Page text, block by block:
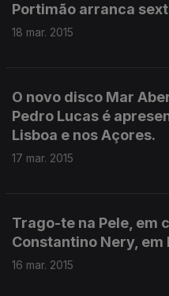
Portimão arranca
18 mar. 2015
O novo disco Mar
Pedro Lucas é
Lisboa e nos Açores.
17 mar. 2015
Trago-te na Pele, em
Constantino Nery, em
16 mar. 2015